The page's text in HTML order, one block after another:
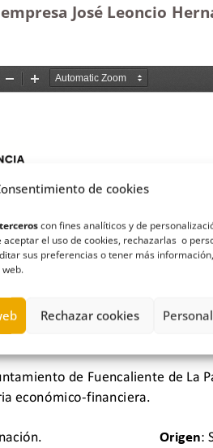
de cookies
con fines analíticos y de
el uso de cookies, rechazarlas o
sus preferencias o tener más
Rechazar cookies
José Leoncio